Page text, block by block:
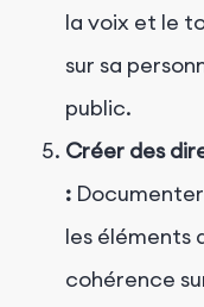
la voix et le
sur sa
public.
Créer des
:
les éléments
cohérence